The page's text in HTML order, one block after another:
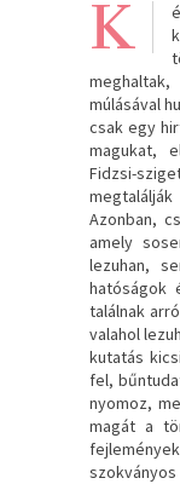
K
múlásával
csak egy
magukat,
Fidzsi-
Azonban,
amely
lezuhan,
hatóságok
találnak
valahol
kutatás
fel,
nyomoz,
magát a